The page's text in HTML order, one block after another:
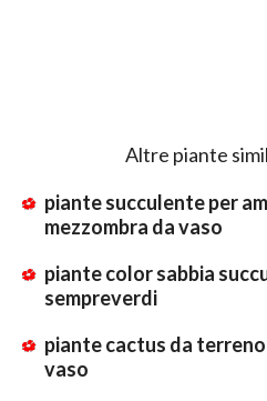
Altre piante
piante succulente per
mezzombra da vaso
piante color sabbia
sempreverdi
piante cactus da
vaso